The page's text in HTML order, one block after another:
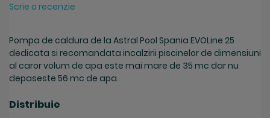
Scrie o recenzie
Pompa de caldura de la Astral Pool Spania EVOLine 25
dedicata si recomandata incalzirii piscinelor de dimensiuni
al caror volum de apa este mai mare de 35 mc dar nu
depaseste 56 mc de apa.
Distribuie